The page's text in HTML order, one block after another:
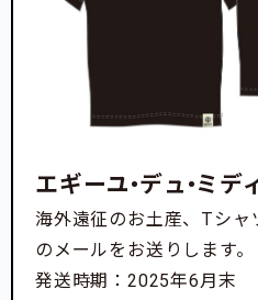
エギーユ•デュ•ミデ
海外遠征のお土産、Tシャ
のメールをお送りします。
発送時期：2025年6月末